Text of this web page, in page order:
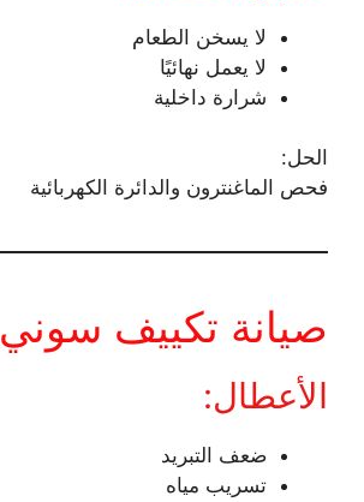
لا يسخن الطعام
لا يعمل نهائيًا
شرارة داخلية
الحل:
فحص الماغنترون والدائرة الكهربائية
صيانة تكييف سوني
الأعطال:
ضعف التبريد
تسريب مياه